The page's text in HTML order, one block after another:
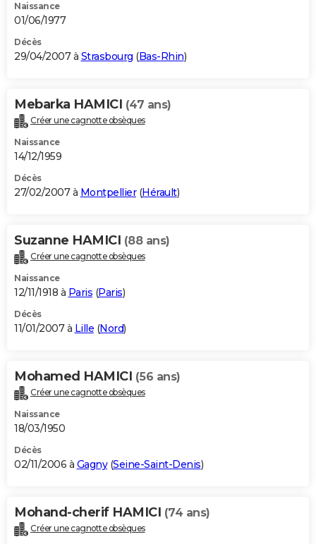
Naissance
01/06/1977
Décès
29/04/2007 à Strasbourg (Bas-Rhin)
Mebarka HAMICI (47 ans)
Créer une cagnotte obsèques
Naissance
14/12/1959
Décès
27/02/2007 à Montpellier(Hérault)
Suzanne HAMICI (88 ans)
Créer une cagnotte obsèques
Naissance
12/11/1918 à Paris (Paris)
Décès
11/01/2007 à Lille (Nord)
Mohamed HAMICI (56 ans)
Créer une cagnotte obsèques
Naissance
18/03/1950
Décès
02/11/2006 à Gagny(Seine-Saint-Denis)
Mohand-cherif HAMICI (74 ans)
Créer une cagnotte obsèques